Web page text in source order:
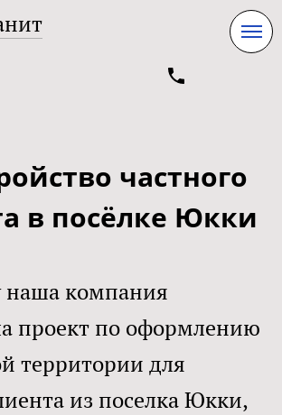
частного
в посёлке Юкки
наша компания
проект по оформлению
территории для
из поселка Юкки,